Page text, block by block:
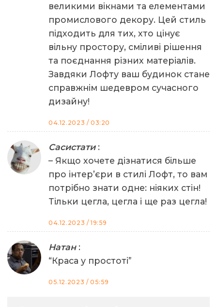
великими вікнами та елементами
промислового декору. Цей стиль
підходить для тих, хто цінує
вільну простору, сміливі рішення
та поєднання різних матеріалів.
Завдяки Лофту ваш будинок стане
справжнім шедевром сучасного
дизайну!
04.12.2023 / 03:20
Сасистати :
– Якщо хочете дізнатися більше
про інтер’єри в стилі Лофт, то вам
потрібно знати одне: ніяких стін!
Тільки цегла, цегла і ще раз цегла!
04.12.2023 / 19:59
Натан :
“Краса у простоті”
05.12.2023 / 05:59